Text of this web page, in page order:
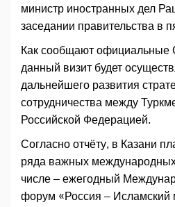
министр иностранных дел
заседании правительства в
Как сообщают официальные
данный визит будет
дальнейшего развития
сотрудничества между
Российской Федерацией.
Согласно отчёту, в Казани
ряда важных
числе – ежегодный
форум «Россия – Исламский